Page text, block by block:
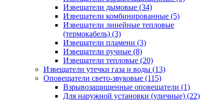
Извещатели дымовые (34)
Извещатели комбинированные (5)
Извещатели линейные тепловые
(термокабель) (3)
Извещатели пламени (3)
Извещатели ручные (8)
Извещатели тепловые (20)
Извещатели утечки газа и воды (13)
Оповещатели свето-звуковые (115)
Взрывозащищенные оповещатели (1)
Для наружной установки (уличные) (22)